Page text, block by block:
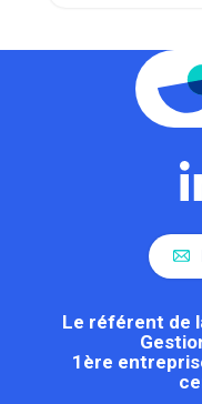
Le référent de
1ère